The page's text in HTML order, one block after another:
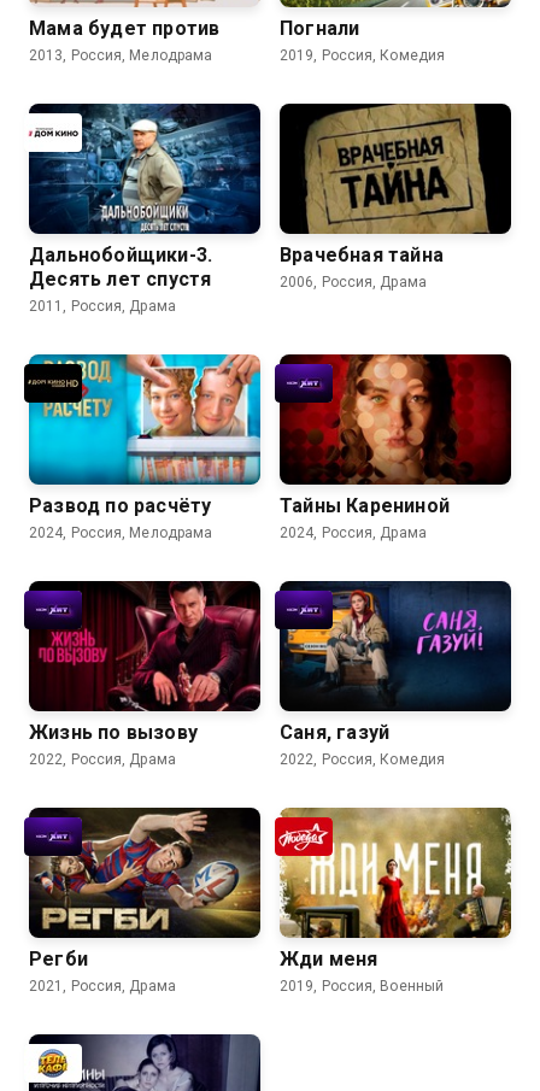
Мама будет против
2013, Россия, Мелодрама
Погнали
2019, Россия, Комедия
Дальнобойщики-3.
Десять лет спустя
2011, Россия, Драма
Врачебная тайна
2006, Россия, Драма
Развод по расчёту
2024, Россия, Мелодрама
Тайны Карениной
2024, Россия, Драма
Жизнь по вызову
2022, Россия, Драма
Саня, газуй
2022, Россия, Комедия
Регби
2021, Россия, Драма
Жди меня
2019, Россия, Военный